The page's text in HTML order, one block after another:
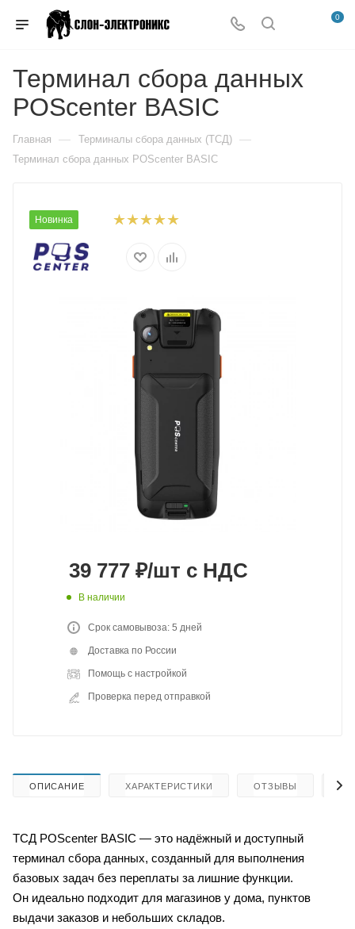
0
Терминал сбора данных
POScenter BASIC
Главная — Терминалы сбора данных (ТСД) —
Терминал сбора данных POScenter BASIC
Новинка
39 777 ₽/шт с НДС
В наличии
Срок самовывоза: 5 дней
Доставка по России
Помощь с настройкой
Проверка перед отправкой
ОПИСАНИЕ ХАРАКТЕРИСТИКИ ОТЗЫВЫ
ТСД POScenter BASIC — это надёжный и доступный
терминал сбора данных, созданный для выполнения
базовых задач без переплаты за лишние функции.
Он идеально подходит для магазинов у дома, пунктов
выдачи заказов и небольших складов.